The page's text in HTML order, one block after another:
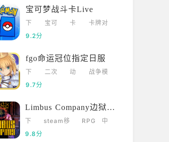
宝可梦战斗卡Live
下
载
宝可
卡
卡牌对
9.2分
fgo命运冠位指定日服
下
载
二次
动
战争模
9.7分
Limbus Company边狱巴士
下
载
steam移
RPG
中
9.8分